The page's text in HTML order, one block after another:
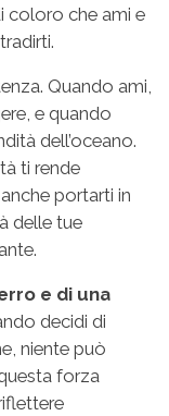
coloro che ami e
Quando ami,
e quando
dell’oceano.
ti rende
portarti in
delle tue
e di una
decidi di
niente può
forza